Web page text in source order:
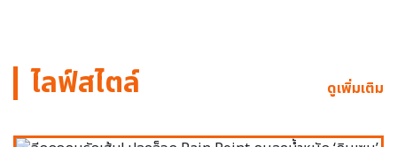
ไลฟ์สไตล์ ดูเพิ่มเติม